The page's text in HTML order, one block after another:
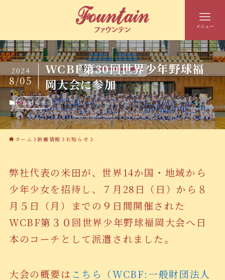
メニュー
WCBF第30回世界少年野球福
岡大会に参加
2024
8/05
お知らせ
ホーム 新着情報 お知らせ
弊社代表の米田が、世界14か国・地域から
少年少女を招待し、７月28日（日）から８
月５日（月）までの９日間開催された
WCBF第３０回世界少年野球福岡大会へ日
本のコーチとして派遣されました。
大会の概要は こちら（WCBF:一般財団法人